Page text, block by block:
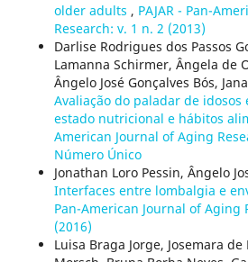
older adults , PAJAR - Pan-
Research: v. 1 n. 2 (2013)
Darlise Rodrigues dos Passos
Lamanna Schirmer, Ângela de
Ângelo José Gonçalves Bós,
Avaliação do paladar de idosos
estado nutricional e hábitos
American Journal of Aging
Número Único
Jonathan Loro Pessin, Ângelo
Interfaces entre lombalgia e
Pan-American Journal of Aging
(2016)
Luisa Braga Jorge, Josemara